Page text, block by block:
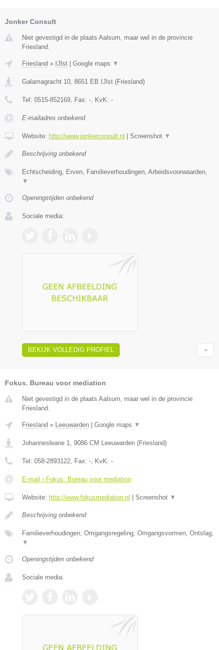
Jonker Consult
Niet gevestigd in de plaats Aalsum, maar wel in de provincie
Friesland.
Friesland » IJlst Google maps ▼
Galamagracht 10 8651 EB IJlst (Friesland)
Tel: 0515-852169 , Fax: - , KvK: -
E-mailadres onbekend
Website: http://www.jonkerconsult.nl Screenshot ▼
Beschrijving onbekend
Echtscheiding, Erven, Familieverhoudingen, Arbeidsvoorwaarden,
▼
Openingstijden onbekend
Sociale media:
BEKIJK VOLLEDIG PROFIEL
Fokus. Bureau voor mediation
Niet gevestigd in de plaats Aalsum, maar wel in de provincie
Friesland.
Friesland » Leeuwarden | Google maps ▼
Johannesleane 1 9086 CM Leeuwarden (Friesland)
Tel: 058-2893122 , Fax: - , KvK: -
E-mail › Fokus. Bureau voor mediation
Website: http://www.fokusmediation.nl | Screenshot ▼
Beschrijving onbekend
Familieverhoudingen, Omgangsregeling, Omgangsvormen, Ontslag,
▼
Openingstijden onbekend
Sociale media: